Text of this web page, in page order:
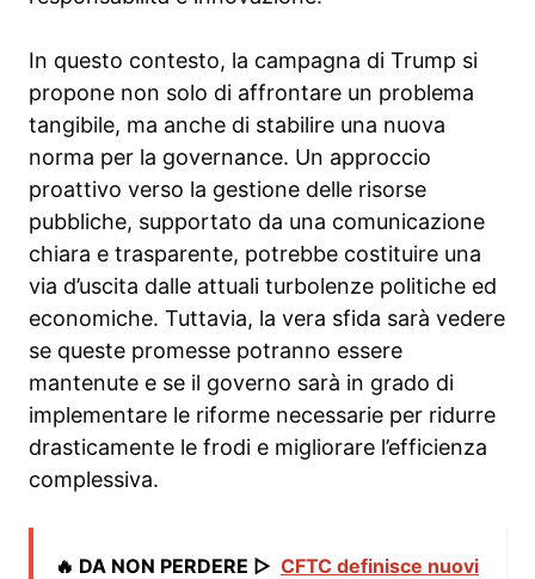
In questo contesto, la campagna di Trump si
propone non solo di affrontare un problema
tangibile, ma anche di stabilire una nuova
norma per la governance. Un approccio
proattivo verso la gestione delle risorse
pubbliche, supportato da una comunicazione
chiara e trasparente, potrebbe costituire una
via d’uscita dalle attuali turbolenze politiche ed
economiche. Tuttavia, la vera sfida sarà vedere
se queste promesse potranno essere
mantenute e se il governo sarà in grado di
implementare le riforme necessarie per ridurre
drasticamente le frodi e migliorare l’efficienza
complessiva.
🔥 DA NON PERDERE ▷ CFTC definisce nuovi